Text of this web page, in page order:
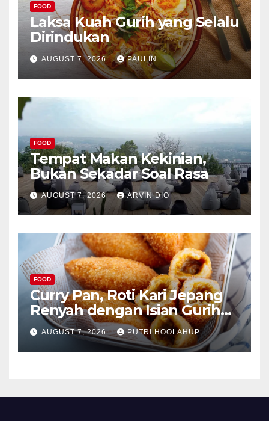
FOOD
Laksa Kuah Gurih yang Selalu
Dirindukan
AUGUST 7, 2026 PAULIN
FOOD
Tempat Makan Kekinian,
Bukan Sekadar Soal Rasa
AUGUST 7, 2026 ARVIN DIO
FOOD
Curry Pan, Roti Kari Jepang
Renyah dengan Isian Gurih
Menggoda
AUGUST 7, 2026 PUTRI HOOLAHUP